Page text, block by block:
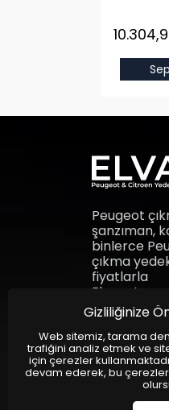
Peugeot
şanzıman,
binlerce
çıkma
fiyatlarla
kartına
parçalar
Elvan
Gizliliğinize
Web sitemiz, tarama
trafiğini analiz etmek ve
için çerezler
devam ederek, bu